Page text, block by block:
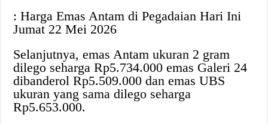
: Harga Emas Antam di Pegadaian Hari Ini
Jumat 22 Mei 2026
Selanjutnya, emas Antam ukuran 2 gram
dilego seharga Rp5.734.000 emas Galeri 24
dibanderol Rp5.509.000 dan emas UBS
ukuran yang sama dilego seharga
Rp5.653.000.